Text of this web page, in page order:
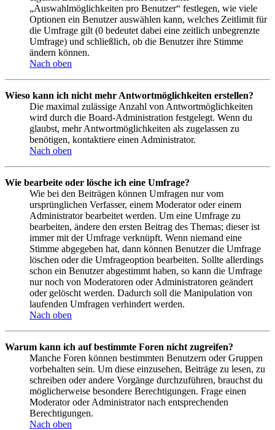
„Auswahlmöglichkeiten pro Benutzer“ festlegen, wie viele
Optionen ein Benutzer auswählen kann, welches Zeitlimit für
die Umfrage gilt (0 bedeutet dabei eine zeitlich unbegrenzte
Umfrage) und schließlich, ob die Benutzer ihre Stimme
ändern können.
Nach oben
Wieso kann ich nicht mehr Antwortmöglichkeiten erstellen?
Die maximal zulässige Anzahl von Antwortmöglichkeiten
wird durch die Board-Administration festgelegt. Wenn du
glaubst, mehr Antwortmöglichkeiten als zugelassen zu
benötigen, kontaktiere einen Administrator.
Nach oben
Wie bearbeite oder lösche ich eine Umfrage?
Wie bei den Beiträgen können Umfragen nur vom
ursprünglichen Verfasser, einem Moderator oder einem
Administrator bearbeitet werden. Um eine Umfrage zu
bearbeiten, ändere den ersten Beitrag des Themas; dieser ist
immer mit der Umfrage verknüpft. Wenn niemand eine
Stimme abgegeben hat, dann können Benutzer die Umfrage
löschen oder die Umfrageoption bearbeiten. Sollte allerdings
schon ein Benutzer abgestimmt haben, so kann die Umfrage
nur noch von Moderatoren oder Administratoren geändert
oder gelöscht werden. Dadurch soll die Manipulation von
laufenden Umfragen verhindert werden.
Nach oben
Warum kann ich auf bestimmte Foren nicht zugreifen?
Manche Foren können bestimmten Benutzern oder Gruppen
vorbehalten sein. Um diese einzusehen, Beiträge zu lesen, zu
schreiben oder andere Vorgänge durchzuführen, brauchst du
möglicherweise besondere Berechtigungen. Frage einen
Moderator oder Administrator nach entsprechenden
Berechtigungen.
Nach oben